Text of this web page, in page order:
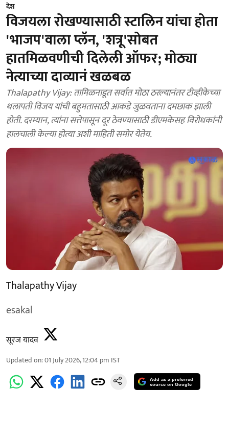
देश
विजयला रोखण्यासाठी स्टालिन यांचा होता
'भाजप'वाला प्लॅन, 'शत्रू'सोबत
हातमिळवणीची दिलेली ऑफर; मोठ्या
नेत्याच्या दाव्यानं खळबळ
Thalapathy Vijay: तामिळनाडूत सर्वात मोठा ठरल्यानंतर टीव्हीकेच्या
थलापती विजय यांची बहुमतासाठी आकडे जुळवताना दमछाक झाली
होती. दरम्यान, त्यांना सत्तेपासून दूर ठेवण्यासाठी डीएमकेसह विरोधकांनी
हालचाली केल्या होत्या अशी माहिती समोर येतेय.
Thalapathy Vijay
esakal
सूरज यादव
Updated on:01 July 2026, 12:04 pm IST
Add as a preferred
source on Google